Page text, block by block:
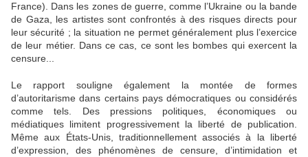
France). Dans les zones de guerre, comme l’Ukraine ou la bande
de Gaza, les artistes sont confrontés à des risques directs pour
leur sécurité ; la situation ne permet généralement plus l’exercice
de leur métier. Dans ce cas, ce sont les bombes qui exercent la
censure...
Le rapport souligne également la montée de formes
d’autoritarisme dans certains pays démocratiques ou considérés
comme tels. Des pressions politiques, économiques ou
médiatiques limitent progressivement la liberté de publication.
Même aux États-Unis, traditionnellement associés à la liberté
d’expression, des phénomènes de censure, d’intimidation et